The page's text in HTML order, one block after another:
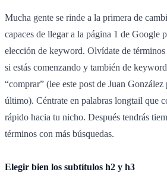
Mucha gente se rinde a la primera de
capaces de llegar a la página 1 de Google
elección de keyword. Olvídate de términos
si estás comenzando y también de
“comprar” (lee este post de Juan González
último). Céntrate en palabras longtail que
rápido hacia tu nicho. Después tendrás
términos con más búsquedas.
Elegir bien los subtítulos h2 y h3